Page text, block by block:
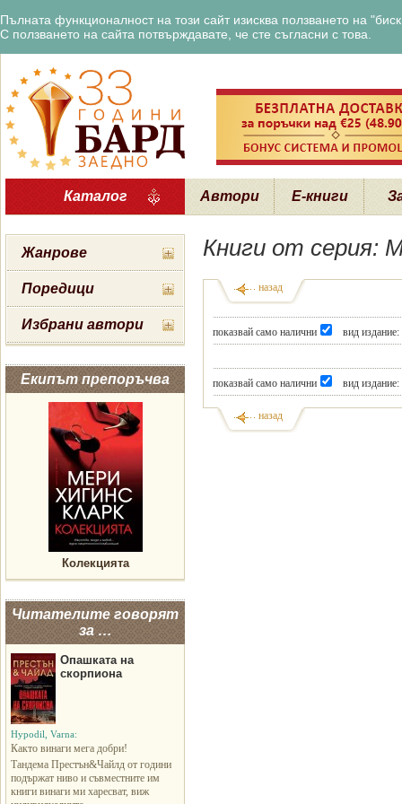
Пълната функционалност на този сайт изисква ползването на
С ползването на сайта потвърждавате, че сте съгласни с това.
Каталог Автори Е-книги
Жанрове
Поредици
Избрани автори
Екипът препоръчва
Колекцията
Читателите говорят
за …
Опашката на
скорпиона
Hypodil, Varna:
Както винаги мега добри!
Тандема Престън&Чайлд от години
подържат ниво и съвместните им
книги винаги ми харесват, виж
Книги от серия:
показвай само налични вид издание:
показвай само налични вид издание:
назад
назад